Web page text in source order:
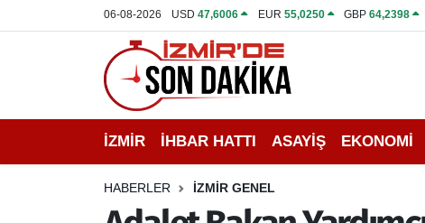
06-08-2026 USD47,6006 EUR 55,0250 GBP64,2398
İZMİR İHBAR HATTI ASAYİŞ EKONOMİ
HABERLER İZMİR GENEL
İHBAR HATTI
DEPREM
İzmir Nöbetçi Eczaneler
İzmir Hava Durumu
İzmir Namaz Vakitleri
İzmir Trafik Yoğunluk Haritası